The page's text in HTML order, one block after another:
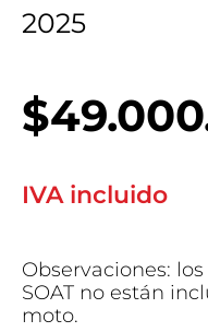
2025
IVA incluido
Observaciones:
SOAT no están
moto.